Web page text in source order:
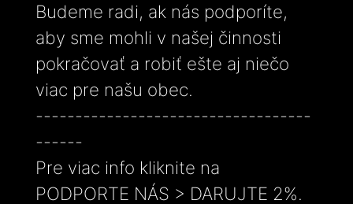
Budeme radi, ak nás podporíte,
aby sme mohli v našej činnosti
pokračovať a robiť ešte aj niečo
viac pre našu obec.
-----------------------------------
------
Pre viac info kliknite na
PODPORTE NÁS > DARUJTE 2%.